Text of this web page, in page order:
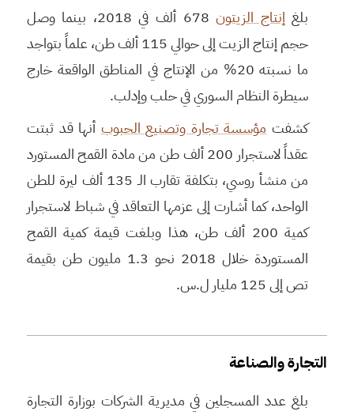
بلغإنتاج الزيتون
678 ألف في 2018، بينما وصل
حجم إنتاج الزيت إلى حوالي 115 ألف طن، علماً بتواجد
ما نسبته 20% من الإنتاج في المناطق الواقعة خارج
سيطرة النظام السوري في حلب وإدلب.
كشفتمؤسسة تجارة وتصنيع الحبوبأنها قد ثبتت
عقداً لاستجرار 200 ألف طن من مادة القمح المستورد
من منشأ روسي، بتكلفة تقارب الـ 135 ألف ليرة للطن
الواحد، كما أشارت إلى عزمها التعاقد في شباط لاستجرار
كمية 200 ألف طن، هذا وبلغت قيمة كمية القمح
المستوردة خلال 2018 نحو 1.3 مليون طن بقيمة
تص إلى 125 مليار ل.س.
التجارة والصناعة
بلغ عدد المسجلين في مديرية الشركات بوزارة التجارة